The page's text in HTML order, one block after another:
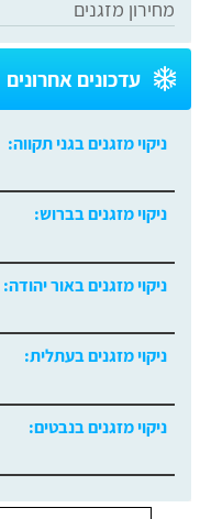
מחירון מזגנים
עדכונים אחרונים
ניקוי מזגנים בברוש:
ניקוי מזגנים באור יהודה:
ניקוי מזגנים בעתלית:
ניקוי מזגנים בנבטים: